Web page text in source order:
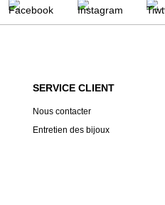
SERVICE CLIENT
Nous contacter
Entretien des bijoux